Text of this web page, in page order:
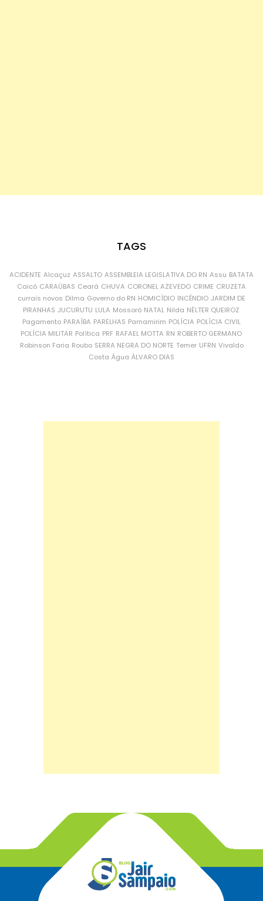
TAGS
ACIDENTE Alcaçuz ASSALTO ASSEMBLEIA LEGISLATIVA DO RN Assu BATATA
Caicó CARAÚBAS Ceará CHUVA CORONEL AZEVEDO CRIME CRUZETA
currais novos Dilma Governo do RN HOMICÍDIO INCÊNDIO JARDIM DE
PIRANHAS JUCURUTU LULA Mossoró NATAL Nilda NÉLTER QUEIROZ
Pagamento PARAÍBA PARELHAS Parnamirim POLÍCIA POLÍCIA CIVIL
POLÍCIA MILITAR Política PRF RAFAEL MOTTA RN ROBERTO GERMANO
Robinson Faria Roubo SERRA NEGRA DO NORTE Temer UFRN Vivaldo
Costa Água ÁLVARO DIAS